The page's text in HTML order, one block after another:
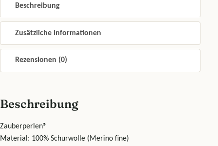
Beschreibung
Zusätzliche Informationen
Rezensionen (0)
Beschreibung
Zauberperlen®
Material: 100% Schurwolle (Merino fine)